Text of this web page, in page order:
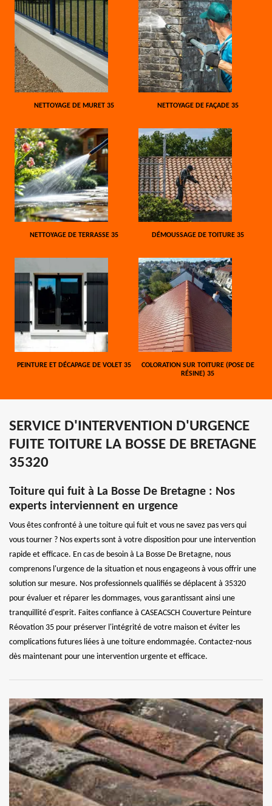
NETTOYAGE DE MURET 35 NETTOYAGE DE FAÇADE 35
NETTOYAGE DE TERRASSE 35 DÉMOUSSAGE DE TOITURE 35
PEINTURE ET DÉCAPAGE DE VOLET 35
COLORATION SUR TOITURE (POSE DE
RÉSINE) 35
SERVICE D'INTERVENTION D'URGENCE
FUITE TOITURE LA BOSSE DE BRETAGNE
35320
Toiture qui fuit à La Bosse De Bretagne : Nos
experts interviennent en urgence
Vous êtes confronté à une toiture qui fuit et vous ne savez pas vers qui
vous tourner ? Nos experts sont à votre disposition pour une intervention
rapide et efficace. En cas de besoin à La Bosse De Bretagne, nous
comprenons l'urgence de la situation et nous engageons à vous offrir une
solution sur mesure. Nos professionnels qualifiés se déplacent à 35320
pour évaluer et réparer les dommages, vous garantissant ainsi une
tranquillité d'esprit. Faites confiance à CASEACSCH Couverture Peinture
Réovation 35 pour préserver l'intégrité de votre maison et éviter les
complications futures liées à une toiture endommagée. Contactez-nous
dès maintenant pour une intervention urgente et efficace.